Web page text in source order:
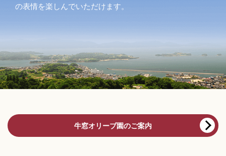
の表情を楽しんでいただけます。
牛窓オリーブ園のご案内